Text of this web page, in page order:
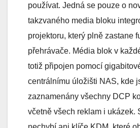
používat. Jedná se pouze o
takzvaného media bloku
projektoru, který plně zastane
přehrávače. Média blok v
totiž připojen pomocí
centrálnímu úložišti NAS, kde
zaznamenány všechny DCP
včetně všech reklam i ukázek.